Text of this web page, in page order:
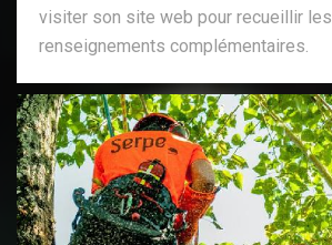
visiter son site web pour recueillir les
renseignements complémentaires.